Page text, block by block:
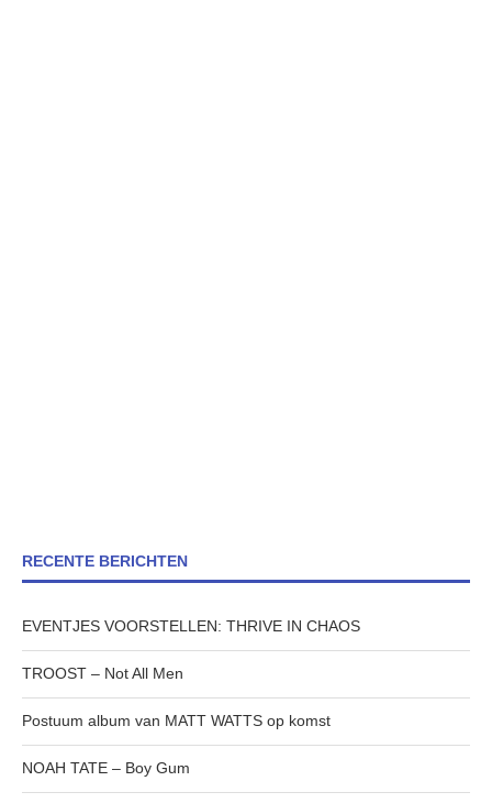
RECENTE BERICHTEN
EVENTJES VOORSTELLEN: THRIVE IN CHAOS
TROOST – Not All Men
Postuum album van MATT WATTS op komst
NOAH TATE – Boy Gum